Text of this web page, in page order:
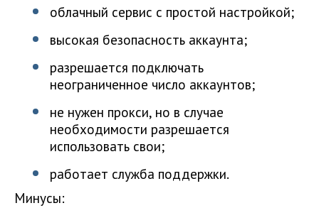
облачный сервис с простой настройкой;
высокая безопасность аккаунта;
разрешается подключать
неограниченное число аккаунтов;
не нужен прокси, но в случае
необходимости разрешается
использовать свои;
работает служба поддержки.
Минусы: